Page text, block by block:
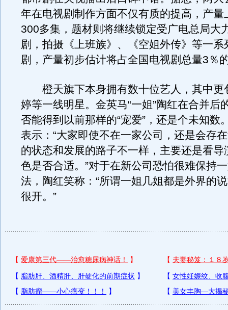
年在电视剧制作方面不仅有质的提高，产量
300多集，题材则将继续锁定受广电总局大
剧，拍摄《上班族》、《空姐外传》等一系
剧，产量初步估计将占全国电视剧总量3％
橙天旗下本身拥有数十位艺人，其中更
婷等一线明星。金英马“一姐”陶红在合并后
否能得到以前那样的“宠爱”，还是个未知数
表示：“大家即使不在一家公司，还是会存
的状态和发展的路子不一样，主要还是看导
色是否合适。”对于在新公司恐怕很难保持
法，陶红笑称：“所谓一姐几姐都是外界的
很开。”